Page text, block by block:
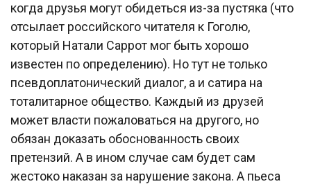
когда друзья могут обидеться из-за пустяка (что
отсылает российского читателя к Гоголю,
который Натали Саррот мог быть хорошо
известен по определению). Но тут не только
псевдоплатонический диалог, а и сатира на
тоталитарное общество. Каждый из друзей
может власти пожаловаться на другого, но
обязан доказать обоснованность своих
претензий. А в ином случае сам будет сам
жестоко наказан за нарушение закона. А пьеса